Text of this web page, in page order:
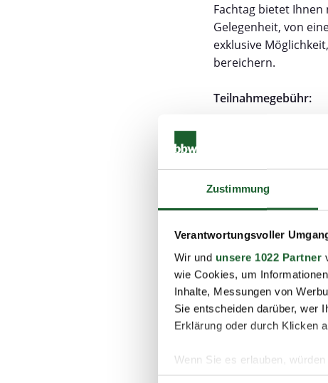
Zustimmung
Verantwortungsvoller
Wir und unsere 1022 Partner
wie Cookies, um
Inhalte, Messungen von
Sie entscheiden darüber, wer
Erklärung oder durch Klicken
Wenn Sie es erlauben,
Informationen über
Fachtag bietet
Gelegenheit, von
exklusive
bereichern.
Teilnahmegebühr:
Die
Für externe
Fachwissen
Early Bird Rabatt:
Wenn Sie sich bis
Teilnahmegebühren!
Externe
Wenn Sie bereit